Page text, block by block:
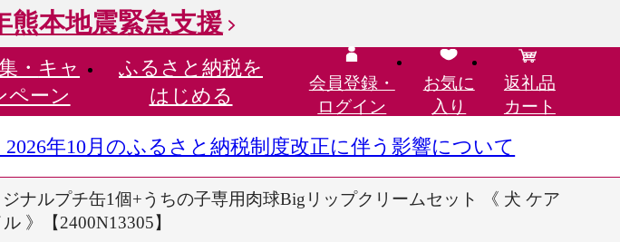
熊本地震緊急支援
・ キャ
ペーン
ふるさと納税を
はじめる
会員登録・
ログイン
お気に
入り
返礼品
カート
2026年10月のふるさと納税制度改正に伴う影響について
ナルプチ缶1個+うちの子専用肉球Bigリップクリームセット 《 犬 ケア
》【2400N13305】